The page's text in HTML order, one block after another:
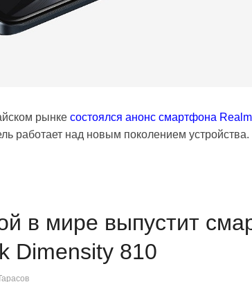
рынке состоялся анонс смартфона
работает над новым поколением
в мире выпустит
Dimensity 810